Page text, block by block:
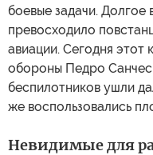
боевые задачи. Долгое
превосходило
авиации. Сегодня этот
обороны Педро Санчес
беспилотников ушли
же воспользовались
Невидимые для